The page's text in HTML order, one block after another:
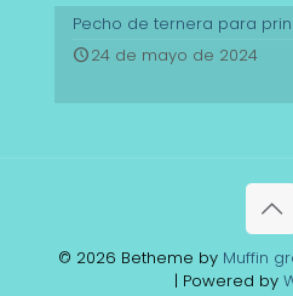
Pecho de ternera para
24 de mayo de 2024
© 2026 Betheme by Muffin
| Powered by